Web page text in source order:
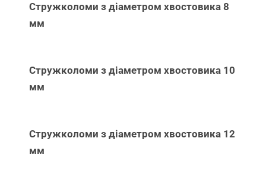
Стружколоми з діаметром хвостовика 8
мм
Стружколоми з діаметром хвостовика 10
мм
Стружколоми з діаметром хвостовика 12
мм